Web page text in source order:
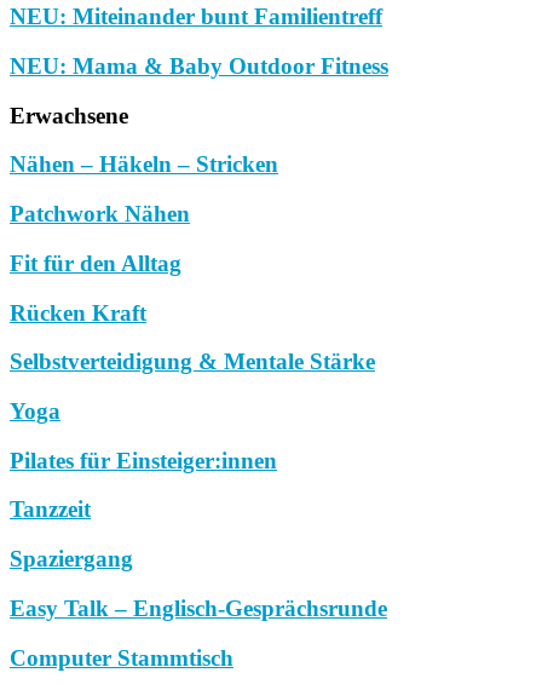
NEU: Miteinander bunt Familientreff
NEU: Mama & Baby Outdoor Fitness
Erwachsene
Nähen – Häkeln – Stricken
Patchwork Nähen
Fit für den Alltag
Rücken Kraft
Selbstverteidigung & Mentale Stärke
Yoga
Pilates für Einsteiger:innen
Tanzzeit
Spaziergang
Easy Talk – Englisch-Gesprächsrunde
Computer Stammtisch